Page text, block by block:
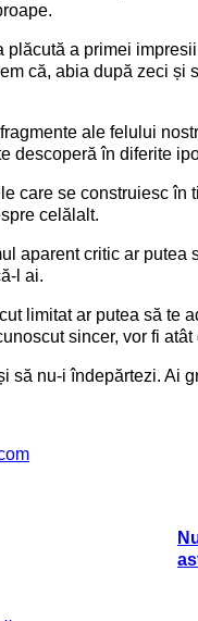
plăcută a primei
că, abia după zeci și
ale felului
descoperă în diferite
care se construiesc în
celălalt.
aparent critic ar
l ai.
limitat ar putea să te
sincer, vor fi
să nu-i îndepărtezi. Ai